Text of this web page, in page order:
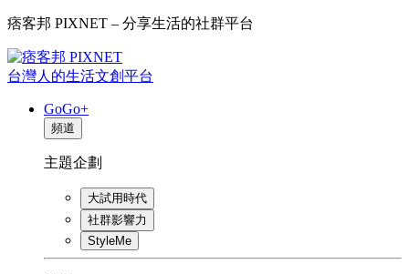
痞客邦 PIXNET – 分享生活的社群平台
台灣人的生活文創平台
GoGo+
頻道
主題企劃
大試用時代
社群影響力
StyleMe